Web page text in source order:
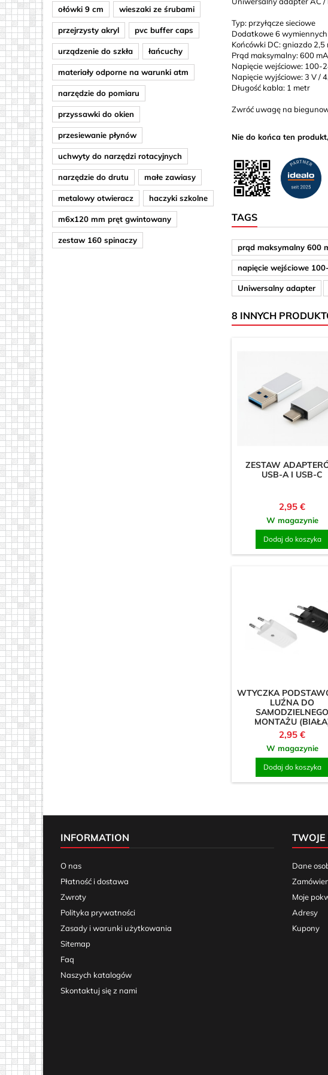
Cylinder/Dysk
Haczyki magnetyczne
Kwadrat/Prostokąt
ołówki 9 cm wieszaki ze śrubami
przejrzysty akryl pvc buffer caps
urządzenie do szkła łańcuchy
materiały odporne na warunki atm
narzędzie do pomiaru
przyssawki do okien
przesiewanie płynów
uchwyty do narzędzi rotacyjnych
narzędzie do drutu małe zawiasy
metalowy otwieracz haczyki szkolne
m6x120 mm pręt gwintowany
zestaw 160 spinaczy
Typ: przyłącze sieciowe
Dodatkowe 6
Końcówki DC: gniazdo 2,5
Prąd maksymalny: 600 mA
Napięcie wejściowe: 100-
Napięcie wyjściowe: 3 V /
Długość kabla: 1 metr
Zwróć uwagę na
Nie do końca ten
TAGS
prąd maksymalny 600
napięcie wejściowe
Uniwersalny adapter
8 INNYCH
ZESTAW
USB-A I USB-C
Cena
2,95 €
W magazynie
Dodaj do koszyka
WTYCZKA
LUŹNA DO
SAMODZIELNEGO
MONTAŻU
Cena
2,95 €
W magazynie
Dodaj do koszyka
INFORMATION
O nas
Płatność i dostawa
Zwroty
Polityka prywatności
Zasady i warunki użytkowania
Sitemap
Faq
Naszych katalogów
Skontaktuj się z nami
Dane
Moje
Adresy
Kupony